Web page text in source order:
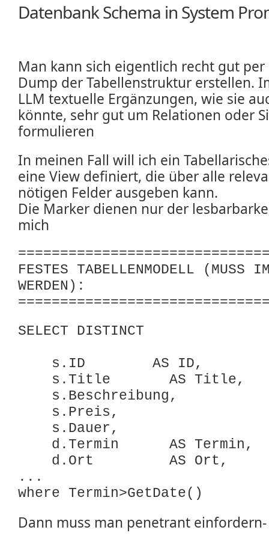
Datenbank Schema in System
Man kann sich eigentlich recht gut per
Dump der Tabellenstruktur erstellen.
LLM textuelle Ergänzungen, wie sie
könnte, sehr gut um Relationen oder
formulieren
In meinen Fall will ich ein
eine View definiert, die über alle
nötigen Felder ausgeben kann.
Die Marker dienen nur der
mich
FESTES TABELLENMODELL (MUSS
WERDEN):
SELECT DISTINCT
s.ID AS ID,
s.Title AS Title,
s.Beschreibung,
s.Preis,
s.Dauer,
d.Termin AS Termin,
d.Ort AS Ort,
...
where Termin>GetDate()
Dann muss man penetrant